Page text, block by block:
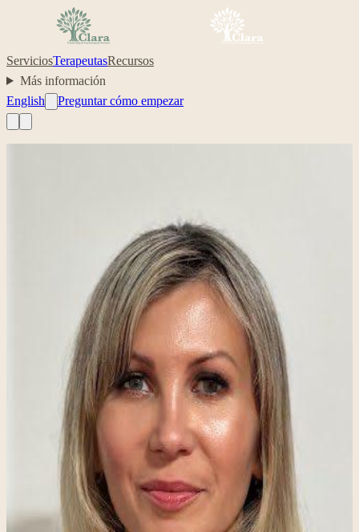
ServiciosTerapeutasRecursos
Más información
English
Preguntar cómo empezar
Interna de consejería clínica; transiciones de vida, salud mental de
las mujeres, trauma y atención culturalmente responsiva
transiciones de vidasalud mental de las mujerescrianza
entre carrera y familia
Su cuidado, hecho simple.
Busco ofrecer un espacio cálido y culturalmente
responsivo donde los clientes se sientan escuchados,
comprendidos y apoyados para hacer cambios
significativos.
¿Listo para empezar con Ela?